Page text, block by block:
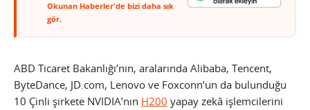
Okunan Haberler'de bizi daha sık
gör.
ABD Ticaret Bakanlığı’nın, aralarında Alibaba, Tencent,
ByteDance, JD.com, Lenovo ve Foxconn’un da bulunduğu
10 Çinli şirkete NVIDIA’nın H200 yapay zekâ işlemcilerini